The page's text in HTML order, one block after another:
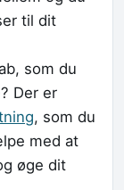
til dit
som du
Der er
, som du
med at
øge dit